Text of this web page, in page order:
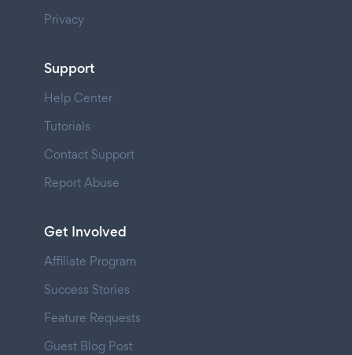
Privacy
Support
Help Center
Tutorials
Contact Support
Report Abuse
Get Involved
Affiliate Program
Success Stories
Feature Requests
Guest Blog Post